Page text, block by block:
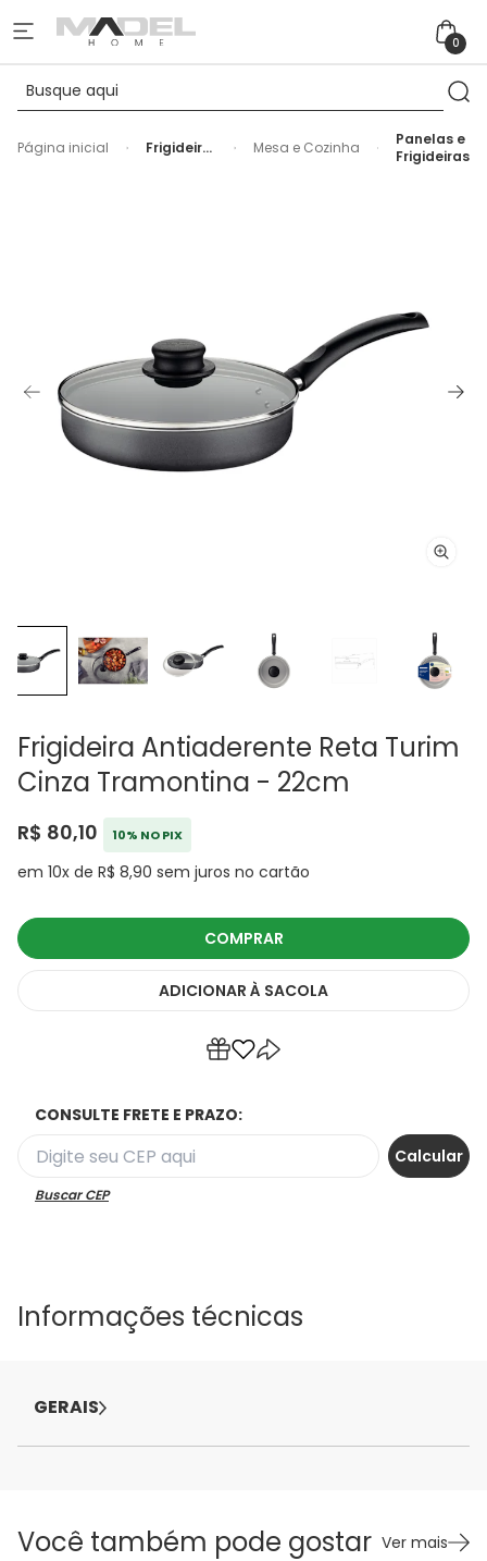
0
Página inicial
Frigideira
Mesa e Cozinha
Panelas e
Frigideiras
Frigideira Antiaderente Reta Turim
Cinza Tramontina - 22cm
R$ 80,10 10% NO PIX
em 10x de R$ 8,90 sem juros no cartão
COMPRAR
ADICIONAR À SACOLA
CONSULTE FRETE E PRAZO:
Buscar CEP
Informações técnicas
GERAIS
Você também pode gostar Ver mais